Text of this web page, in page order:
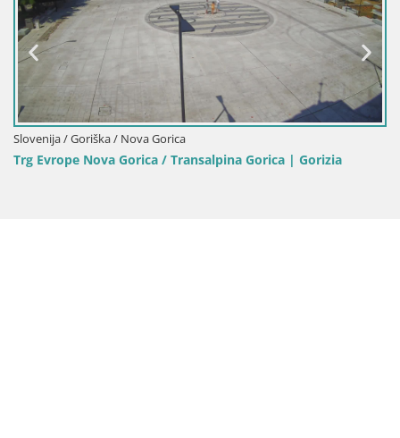
| Gorizia
Italija / Furlanija-Julijska Krajina / Gorica
Spletna kamera trg Evrope |